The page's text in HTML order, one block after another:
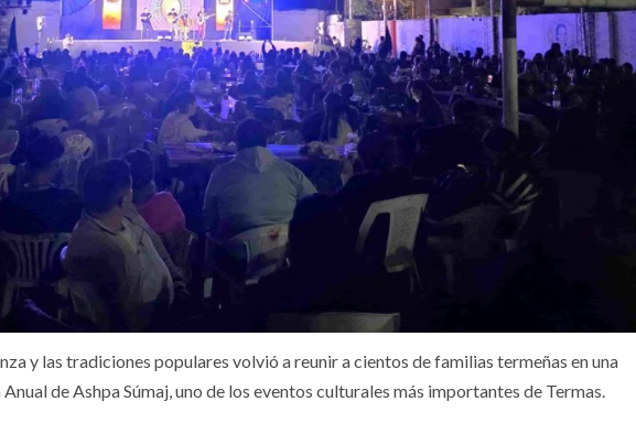
y las tradiciones populares volvió a reunir a cientos de familias termeñas en una
de Ashpa Súmaj, uno de los eventos culturales más importantes de Termas.